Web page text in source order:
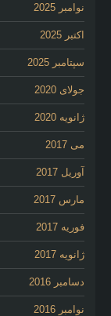
نوامبر 2025
اکتبر 2025
سپتامبر 2025
جولای 2020
ژانویه 2020
می 2017
آوریل 2017
مارس 2017
فوریه 2017
ژانویه 2017
دسامبر 2016
نوامبر 2016